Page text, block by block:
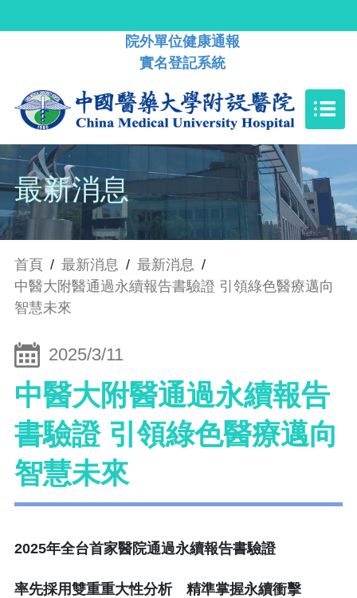
院外單位健康通報
實名登記系統
最新消息
首頁 / 最新消息 / 最新消息 /
中醫大附醫通過永續報告書驗證 引領綠色醫療邁向
智慧未來
2025/3/11
中醫大附醫通過永續報告
書驗證 引領綠色醫療邁向
智慧未來
2025年全台首家醫院通過永續報告書驗證
率先採用雙重重大性分析 精準掌握永續衝擊